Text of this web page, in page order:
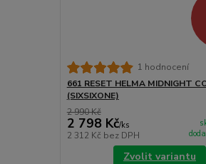
1 hodnocení
661 RESET HELMA MIDNIGHT
(SIXSIXONE)
2 990 Kč
2 798 Kč/ks
2 312 Kč bez DPH
Zvolit variantu